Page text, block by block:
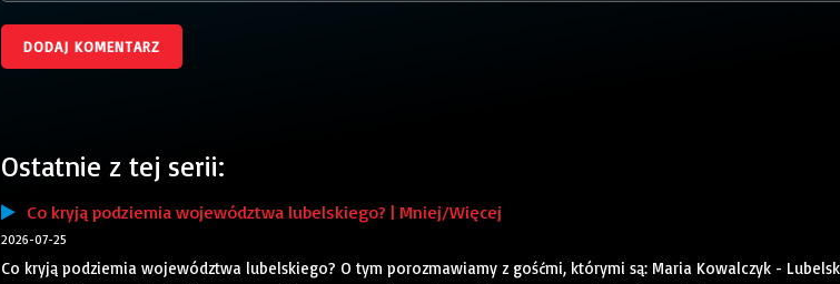
Ostatnie z tej serii:
Co kryją podziemia województwa lubelskiego? | Mniej/Więcej
2026-07-25
Co kryją podziemia województwa lubelskiego? O tym porozmawiamy z gośćmi, którymi są: Maria Kowalczyk -